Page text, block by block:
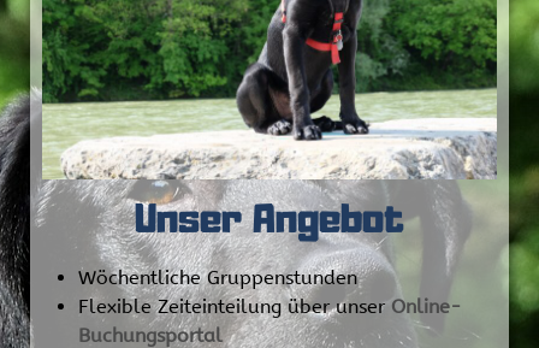
Unser Angebot
Wöchentliche Gruppenstunden
Flexible Zeiteinteilung über unser Online-
Buchungsportal